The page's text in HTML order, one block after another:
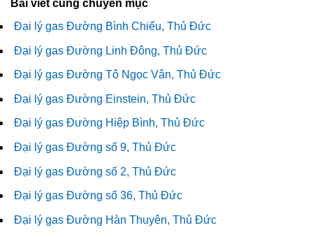
Bài viết cùng chuyên mục
Đại lý gas Đường Bình Chiểu, Thủ Đức
Đại lý gas Đường Linh Đông, Thủ Đức
Đại lý gas Đường Tô Ngọc Vân, Thủ Đức
Đại lý gas Đường Einstein, Thủ Đức
Đại lý gas Đường Hiệp Bình, Thủ Đức
Đại lý gas Đường số 9, Thủ Đức
Đại lý gas Đường số 2, Thủ Đức
Đại lý gas Đường số 36, Thủ Đức
Đại lý gas Đường Hàn Thuyên, Thủ Đức